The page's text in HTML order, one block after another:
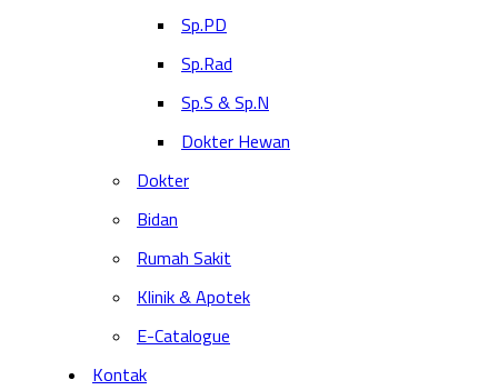
Sp.PD
Sp.Rad
Sp.S & Sp.N
Dokter Hewan
Dokter
Bidan
Rumah Sakit
Klinik & Apotek
E-Catalogue
Kontak